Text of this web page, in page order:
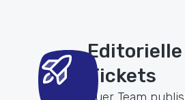
Tickets